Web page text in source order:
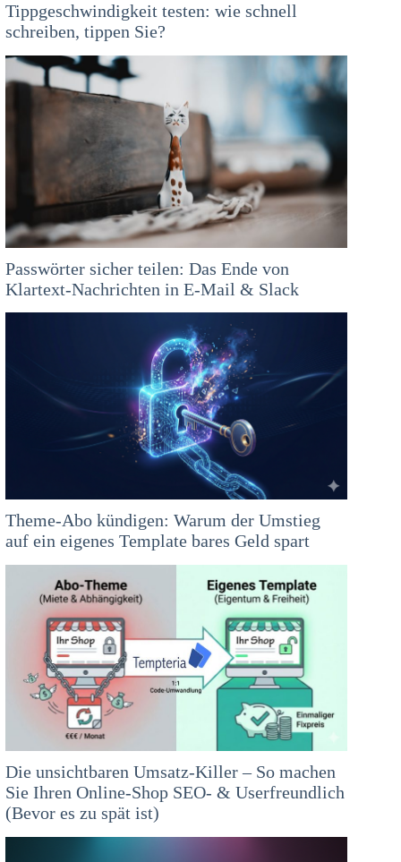
Tippgeschwindigkeit testen: wie schnell
schreiben, tippen Sie?
Passwörter sicher teilen: Das Ende von
Klartext-Nachrichten in E-Mail & Slack
Theme-Abo kündigen: Warum der Umstieg
auf ein eigenes Template bares Geld spart
Die unsichtbaren Umsatz-Killer – So machen
Sie Ihren Online-Shop SEO- & Userfreundlich
(Bevor es zu spät ist)